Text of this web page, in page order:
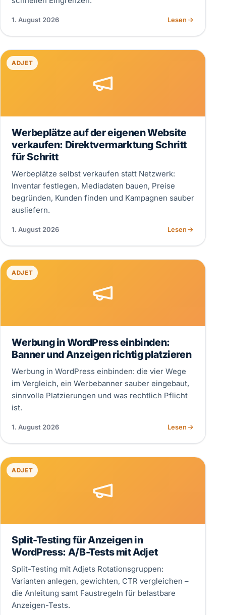
1. August 2026 Lesen
ADJET
Werbeplätze auf der eigenen Website
verkaufen: Direktvermarktung Schritt
für Schritt
Werbeplätze selbst verkaufen statt Netzwerk:
Inventar festlegen, Mediadaten bauen, Preise
begründen, Kunden finden und Kampagnen sauber
ausliefern.
1. August 2026 Lesen
ADJET
Werbung in WordPress einbinden:
Banner und Anzeigen richtig platzieren
Werbung in WordPress einbinden: die vier Wege
im Vergleich, ein Werbebanner sauber eingebaut,
sinnvolle Platzierungen und was rechtlich Pflicht
ist.
1. August 2026 Lesen
ADJET
Split-Testing für Anzeigen in
WordPress: A/B-Tests mit Adjet
Split-Testing mit Adjets Rotationsgruppen:
Varianten anlegen, gewichten, CTR vergleichen –
die Anleitung samt Faustregeln für belastbare
Anzeigen-Tests.